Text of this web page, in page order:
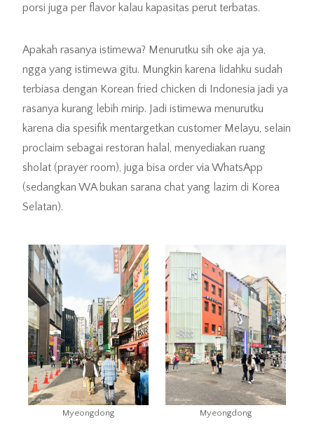
porsi juga per flavor kalau kapasitas perut terbatas.
Apakah rasanya istimewa? Menurutku sih oke aja ya,
ngga yang istimewa gitu. Mungkin karena lidahku sudah
terbiasa dengan Korean fried chicken di Indonesia jadi ya
rasanya kurang lebih mirip. Jadi istimewa menurutku
karena dia spesifik mentargetkan customer Melayu, selain
proclaim sebagai restoran halal, menyediakan ruang
sholat (prayer room), juga bisa order via WhatsApp
(sedangkan WA bukan sarana chat yang lazim di Korea
Selatan).
Myeongdong Myeongdong